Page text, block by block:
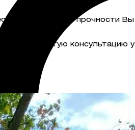
повышенной прочности Вы
развёрнутую консультацию у